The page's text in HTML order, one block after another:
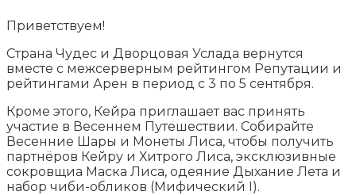
Приветствуем!
Страна Чудес и Дворцовая Услада вернутся
вместе с межсерверным рейтингом Репутации и
рейтингами Арен в период с 3 по 5 сентября.
Кроме этого, Кейра приглашает вас принять
участие в Весеннем Путешествии. Собирайте
Весенние Шары и Монеты Лиса, чтобы получить
партнёров Кейру и Хитрого Лиса, эксклюзивные
сокровщиа Маска Лиса, одеяние Дыхание Лета и
набор чиби-обликов (Мифический I).